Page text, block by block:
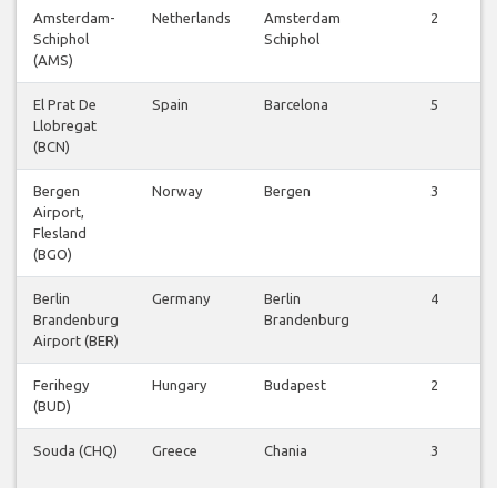
Amsterdam-
Schiphol
(AMS)
Netherlands
Amsterdam
Schiphol
2
El Prat De
Llobregat
(BCN)
Spain Barcelona 5
Bergen
Airport,
Flesland
(BGO)
Norway Bergen 3
Berlin
Brandenburg
Airport (BER)
Germany
Berlin
Brandenburg
4
Ferihegy
(BUD)
Hungary Budapest 2
Souda (CHQ) Greece Chania 3